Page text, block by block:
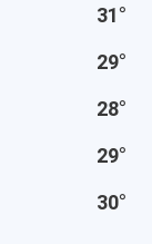
31°
29°
28°
29°
30°